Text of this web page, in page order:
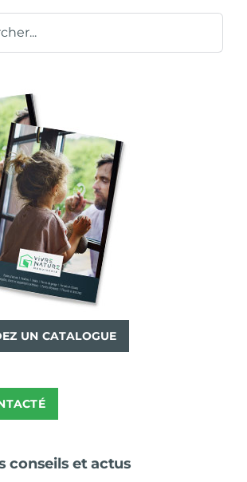
UN CATALOGUE
conseils et actus